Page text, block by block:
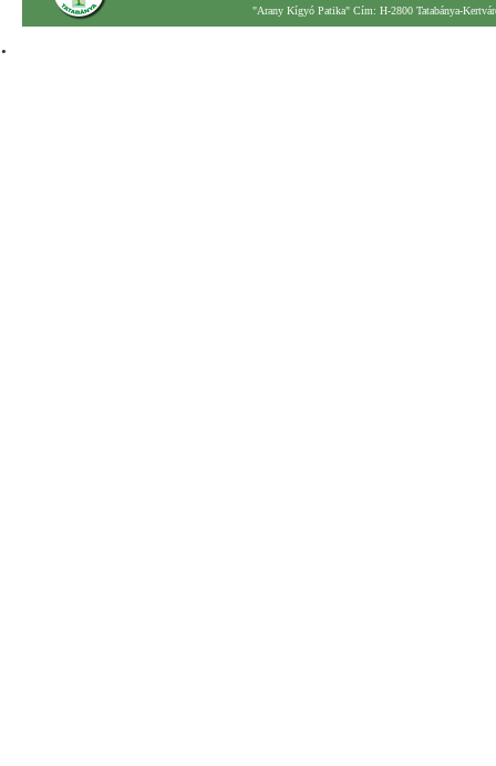
"Arany Kígyó Patika" Cím: H-2800 Tatabánya-
.